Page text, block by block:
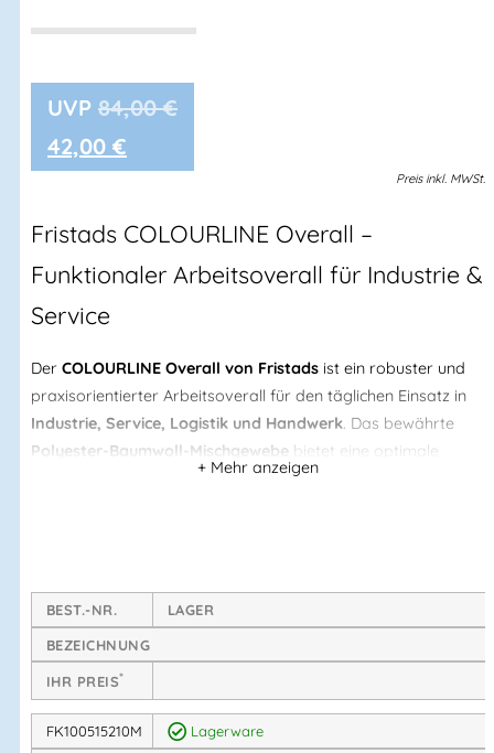
84,00€
42,00 €
Preis inkl. MWSt.
Fristads COLOURLINE Overall –
Funktionaler Arbeitsoverall für Industrie &
Service
Der COLOURLINE Overall von Fristads ist ein robuster und
praxisorientierter Arbeitsoverall für den täglichen Einsatz in
Industrie, Service, Logistik und Handwerk. Das bewährte
Polyester-Baumwoll-Mischgewebe bietet eine optimale
Kombination aus Strapazierfähigkeit, Pflegeleichtigkeit und
eine flexible Belüftung. Zahlreiche funktionelle Taschen sorgen
für Ordnung und effizientes Arbeiten – inklusiveHandytasche
mit Reißverschluss und Kopfhörerführung.
Produkt-Highlights
BEST.-NR.
LAGER
BEZEICHNUNG
IHR PREIS*
FK100515210M
Lagerware